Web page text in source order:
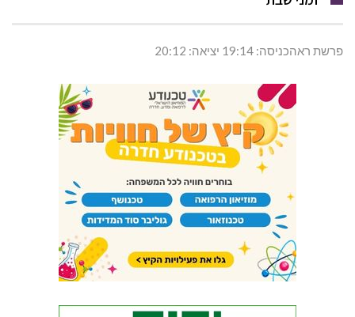
פרשת ראהכניסה: 19:14 יציאה: 20:12